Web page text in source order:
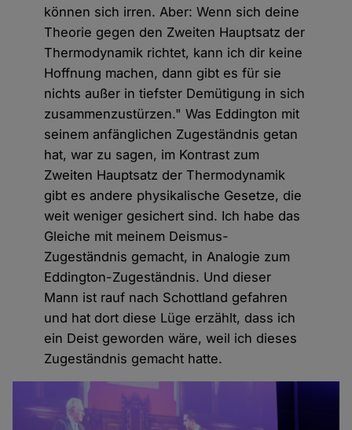
können sich irren. Aber: Wenn sich deine
Theorie gegen den Zweiten Hauptsatz der
Thermodynamik richtet, kann ich dir keine
Hoffnung machen, dann gibt es für sie
nichts außer in tiefster Demütigung in sich
zusammenzustürzen." Was Eddington mit
seinem anfänglichen Zugeständnis getan
hat, war zu sagen, im Kontrast zum
Zweiten Hauptsatz der Thermodynamik
gibt es andere physikalische Gesetze, die
weit weniger gesichert sind. Ich habe das
Gleiche mit meinem Deismus-
Zugeständnis gemacht, in Analogie zum
Eddington-Zugeständnis. Und dieser
Mann ist rauf nach Schottland gefahren
und hat dort diese Lüge erzählt, dass ich
ein Deist geworden wäre, weil ich dieses
Zugeständnis gemacht hatte.